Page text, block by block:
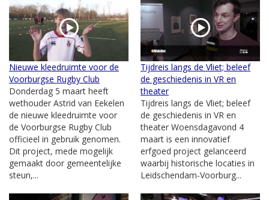
Nieuwe kleedruimte voor de
Voorburgse Rugby Club
Donderdag 5 maart heeft
wethouder Astrid van Eekelen
de nieuwe kleedruimte voor
de Voorburgse Rugby Club
officieel in gebruik genomen.
Dit project, mede mogelijk
gemaakt door gemeentelijke
steun,...
Tijdreis langs de Vliet; beleef
de geschiedenis in VR en
theater
Tijdreis langs de Vliet; beleef
de geschiedenis in VR en
theater Woensdagavond 4
maart is een innovatief
erfgoed project gelanceerd
waarbij historische locaties in
Leidschendam-Voorburg...